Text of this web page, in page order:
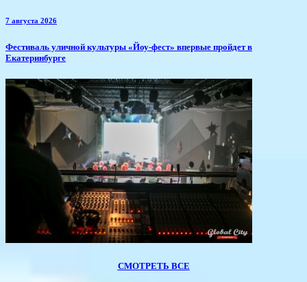
7 августа 2026
​Фестиваль уличной культуры «Йоу-фест» впервые пройдет в
Екатеринбурге
СМОТРЕТЬ ВСЕ